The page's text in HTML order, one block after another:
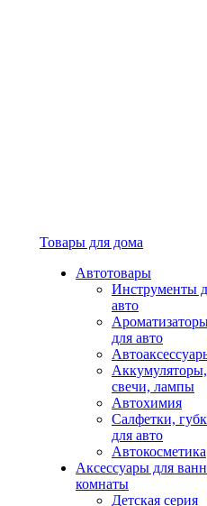
Товары для дома
Автотовары
Инструменты
авто
для авто
Аккумуляторы,
свечи, лампы
Автохимия
Салфетки,
для авто
Автокосметика
Аксессуары для
комнаты
Детская серия